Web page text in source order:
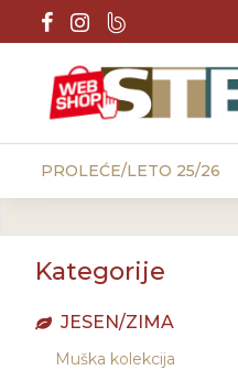
PROLEĆE/LETO 25/26
Kategorije
JESEN/ZIMA
Muška kolekcija